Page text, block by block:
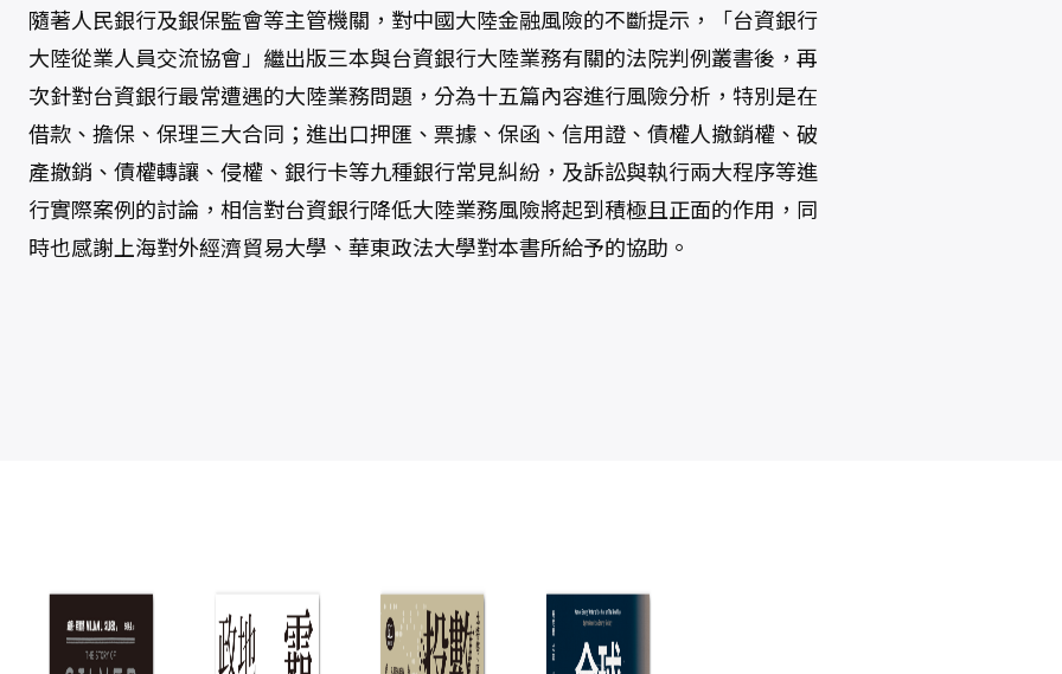
：
法
院
判
例
8
1
1
1
0
數
量
隨著人民銀行及銀保監會等主管機關，對中國大陸金融風險的不斷提示，「台資銀行
大陸從業人員交流協會」繼出版三本與台資銀行大陸業務有關的法院判例叢書後，再
次針對台資銀行最常遭遇的大陸業務問題，分為十五篇內容進行風險分析，特別是在
借款、擔保、保理三大合同；進出口押匯、票據、保函、信用證、債權人撤銷權、破
產撤銷、債權轉讓、侵權、銀行卡等九種銀行常見糾紛，及訴訟與執行兩大程序等進
行實際案例的討論，相信對台資銀行降低大陸業務風險將起到積極且正面的作用，同
時也感謝上海對外經濟貿易大學、華東政法大學對本書所給予的協助。